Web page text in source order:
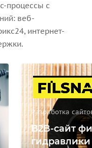
процессы с
веб-
интернет-
Разработка
B2B-сайт
гидравлики